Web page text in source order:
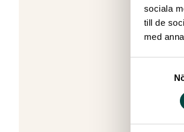
sociala
till de
med